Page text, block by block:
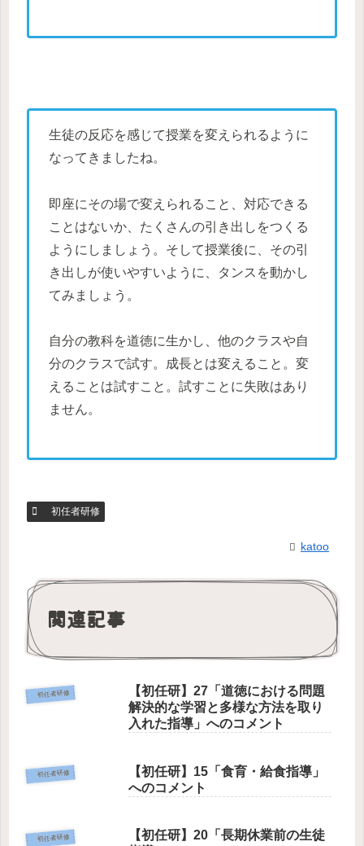
生徒の反応を感じて授業を変えられるように
なってきましたね。
即座にその場で変えられること、対応できる
ことはないか、たくさんの引き出しをつくる
ようにしましょう。そして授業後に、その引
き出しが使いやすいように、タンスを動かし
てみましょう。
自分の教科を道徳に生かし、他のクラスや自
分のクラスで試す。成長とは変えること。変
えることは試すこと。試すことに失敗はあり
ません。
初任者研修
katoo
関連記事
初任者研修
【初任研】27「道徳における問題
解決的な学習と多様な方法を取り
入れた指導」へのコメント
初任者研修
【初任研】15「食育・給食指導」
へのコメント
初任者研修
【初任研】20「長期休業前の生徒